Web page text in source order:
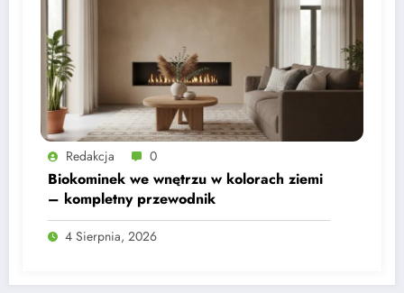
Redakcja 0
Biokominek we wnętrzu w kolorach ziemi
– kompletny przewodnik
4 Sierpnia, 2026